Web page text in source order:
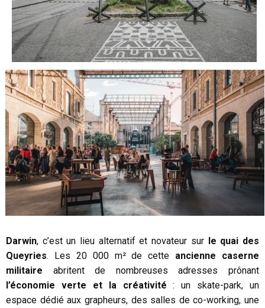
Darwin, c’est un lieu alternatif et novateur sur le quai des
Queyries. Les 20 000 m² de cette ancienne caserne
militaire abritent de nombreuses adresses prônant
l’économie verte et la créativité : un skate-park, un
espace dédié aux grapheurs, des salles de co-working, une